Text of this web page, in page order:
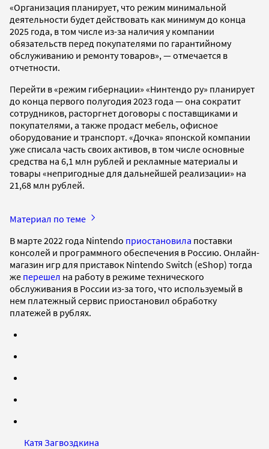
«Организация планирует, что режим минимальной
деятельности будет действовать как минимум до конца
2025 года, в том числе из-за наличия у компании
обязательств перед покупателями по гарантийному
обслуживанию и ремонту товаров», — отмечается в
отчетности.
Перейти в «режим гибернации» «Нинтендо ру» планирует
до конца первого полугодия 2023 года — она сократит
сотрудников, расторгнет договоры с поставщиками и
покупателями, а также продаст мебель, офисное
оборудование и транспорт. «Дочка» японской компании
уже списала часть своих активов, в том числе основные
средства на 6,1 млн рублей и рекламные материалы и
товары «непригодные для дальнейшей реализации» на
21,68 млн рублей.
Материал по теме
В марте 2022 года Nintendo приостановила поставки
консолей и программного обеспечения в Россию. Онлайн-
магазин игр для приставок Nintendo Switch (eShop) тогда
же перешел на работу в режиме технического
обслуживания в России из-за того, что используемый в
нем платежный сервис приостановил обработку
платежей в рублях.
Катя Загвоздкина